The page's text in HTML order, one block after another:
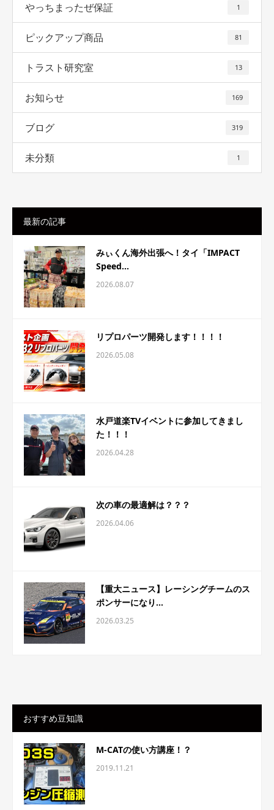
やっちまったぜ保証 1
ピックアップ商品 81
トラスト研究室 13
お知らせ 169
ブログ 319
未分類 1
最新の記事
みぃくん海外出張へ！タイ「IMPACT
Speed...
2026.08.07
リプロパーツ開発します！！！！
2026.05.08
水戸道楽TVイベントに参加してきまし
た！！！
2026.04.28
次の車の最適解は？？？
2026.04.06
【重大ニュース】レーシングチームのス
ポンサーになり...
2026.03.25
おすすめ豆知識
M-CATの使い方講座！？
2019.11.21